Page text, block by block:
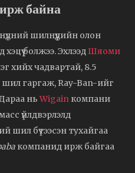
байна
шилнүүдийн олон
болжээ. ЭхлээдШяоми
хийх чадвартай, 8.5
шил гаргаж, Ray-Ban-ийг
Дараа ньWigain компани
үйлдвэрлэлд
шил бүтээсэн тухайгаа
компанид ирж байгаа